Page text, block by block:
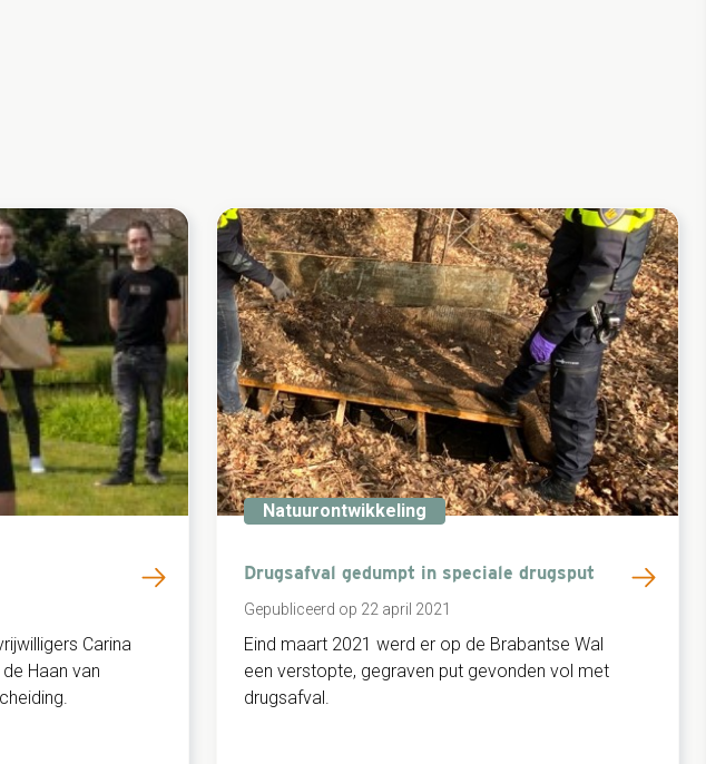
Carina
Haan van
Natuurontwikkeling
Drugsafval gedumpt in speciale drugsput
Gepubliceerd op 22 april 2021
Eind maart 2021 werd er op de Brabantse Wal
een verstopte, gegraven put gevonden vol met
drugsafval.